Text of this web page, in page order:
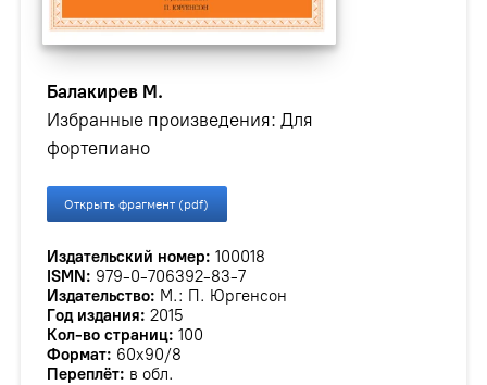
Балакирев М.
Избранные произведения: Для
фортепиано
Открыть фрагмент (pdf)
Издательский номер: 100018
ISMN: 979-0-706392-83-7
Издательство: М.: П. Юргенсон
Год издания: 2015
Кол-во страниц: 100
Формат: 60х90/8
Переплёт: в обл.